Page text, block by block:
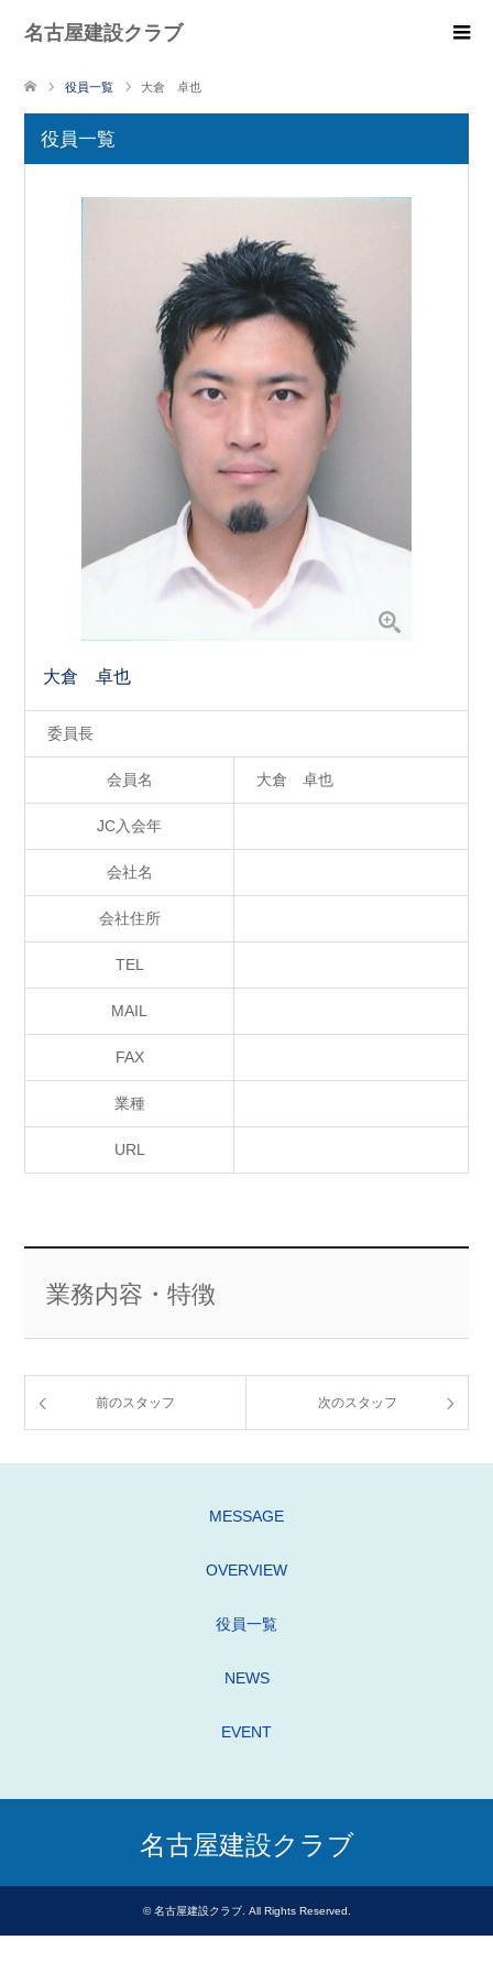
名古屋建設クラブ
役員一覧 大倉 卓也
役員一覧
大倉 卓也
委員長
会員名 大倉 卓也
JC入会年
会社名
会社住所
TEL
MAIL
FAX
業種
URL
業務内容・特徴
前のスタッフ 次のスタッフ
MESSAGE
OVERVIEW
役員一覧
NEWS
EVENT
名古屋建設クラブ
©名古屋建設クラブ. All Rights Reserved.